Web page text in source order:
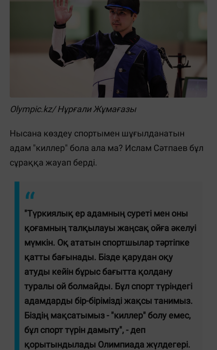
Olympic.kz/ Нұрғали Жұмағазы
Нысана көздеу спортымен шұғылданатын
адам "киллер" бола ала ма? Ислам Сәтпаев бұл
сұраққа жауап берді.
"Түркиялық ер адамның суреті мен оны
қоғамның талқылауы жаңсақ ойға әкелуі
мүмкін. Оқ ататын спортшылар тәртіпке
қатты бағынады. Бізде қарудан оқу
атуды кейін бұрыс бағытта қолдану
туралы ой болмайды. Бұл спорт түріндегі
адамдарды бір-бірімізді жақсы танимыз.
Біздің мақсатымыз - "киллер" болу емес,
бұл спорт түрін дамыту", - деп
қорытындылады Олимпиада жүлдегері.